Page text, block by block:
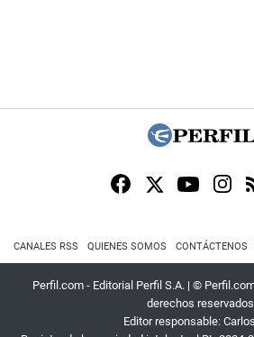
CANALES RSS QUIENES SOMOS CONTÁCTENOS
Perfil.com - Editorial Perfil S.A. | ©
derechos
Editor responsable: